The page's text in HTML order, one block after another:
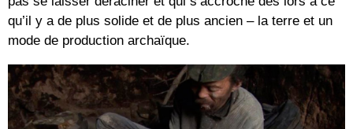
qu’il y a de plus solide et de plus ancien – la terre et un
mode de production archaïque.